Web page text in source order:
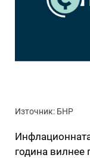
Източник: БНР
година вилнее